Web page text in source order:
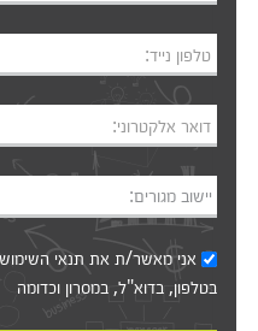
טלפון נייד:
דואר אלקטרוני:
יישוב מגורים:
אני מאשר/ת אתתנאי השימוש
בטלפון, בדוא"ל, במסרון וכדומה‎‎